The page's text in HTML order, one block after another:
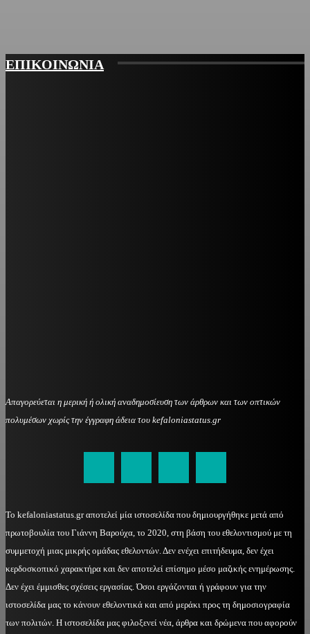
ΕΠΙΚΟΙΝΩΝΙΑ
Απαγορεύεται η μερική ή ολική αναδημοσίευση των άρθρων και των οπτικών
πολυμέσων χωρίς την έγγραφη άδεια του kefaloniastatus.gr
Το kefaloniastatus.gr αποτελεί μία ιστοσελίδα που δημιουργήθηκε μετά από
πρωτοβουλία του Γιάννη Βαρούχα, το 2020, στη βάση του εθελοντισμού με τη
συμμετοχή μιας μικρής ομάδας εθελοντών. Δεν ενέχει επιτήδευμα, δεν έχει
κερδοσκοπικό χαρακτήρα και δεν αποτελεί επίσημο μέσο μαζικής ενημέρωσης.
Δεν έχει έμμισθες σχέσεις εργασίας. Όσοι εργάζονται ή γράφουν για την
ιστοσελίδα μας το κάνουν εθελοντικά και από μεράκι προς τη δημοσιογραφία
των πολιτών. Η ιστοσελίδα μας φιλοξενεί νέα, άρθρα και δρώμενα που αφορούν